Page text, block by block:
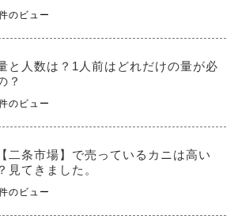
のビュー
と人数は？1人前はどれだけの量が必
？
のビュー
二条市場】で売っているカニは高い
見てきました。
のビュー